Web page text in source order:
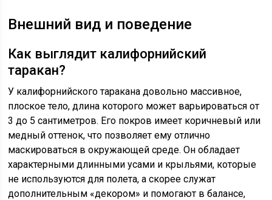
Внешний вид и поведение
Как выглядит калифорнийский
таракан?
У калифорнийского таракана довольно массивное,
плоское тело, длина которого может варьироваться от
3 до 5 сантиметров. Его покров имеет коричневый или
медный оттенок, что позволяет ему отлично
маскироваться в окружающей среде. Он обладает
характерными длинными усами и крыльями, которые
не используются для полета, а скорее служат
дополнительным «декором» и помогают в балансе,